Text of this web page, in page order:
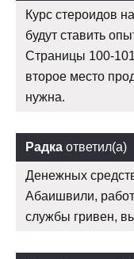
Курс стероидов
будут ставить
Страницы 100-
второе место
нужна.
Радка ответил(а)
Денежных
Абаишвили,
службы гривен,